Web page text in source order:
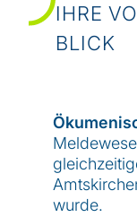
IHRE
BLICK
wurde.